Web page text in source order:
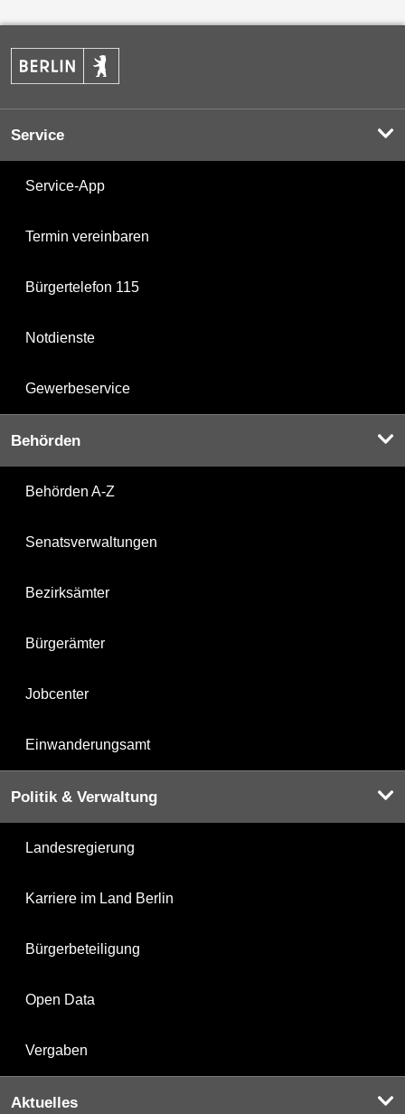
Service
Service-App
Termin vereinbaren
Bürgertelefon 115
Notdienste
Gewerbeservice
Behörden
Behörden A-Z
Senatsverwaltungen
Bezirksämter
Bürgerämter
Jobcenter
Einwanderungsamt
Politik & Verwaltung
Landesregierung
Karriere im Land Berlin
Bürgerbeteiligung
Open Data
Vergaben
Aktuelles